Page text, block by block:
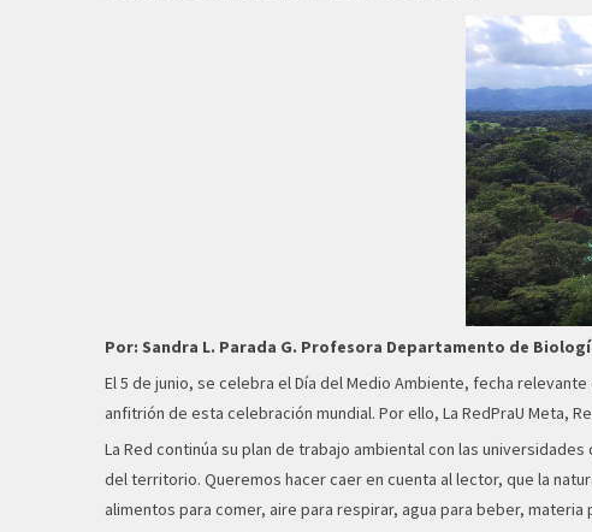
Por: Sandra L. Parada G. Profesora Departamento de
El 5 de junio, se celebra el Día del Medio Ambiente, fecha
anfitrión de esta celebración mundial. Por ello, La RedPraU Meta,
La Red continúa su plan de trabajo ambiental con las
del territorio. Queremos hacer caer en cuenta al lector, que la
alimentos para comer, aire para respirar, agua para beber,